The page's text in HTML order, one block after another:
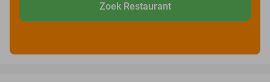
Zoek Restaurant